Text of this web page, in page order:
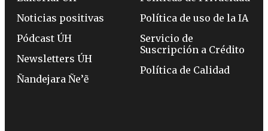
Noticias positivas
Pódcast ÚH
Newsletters ÚH
Ñandejara Ñe’ẽ
Política de uso de la IA
Servicio de
Suscripción a Crédito
Política de Calidad